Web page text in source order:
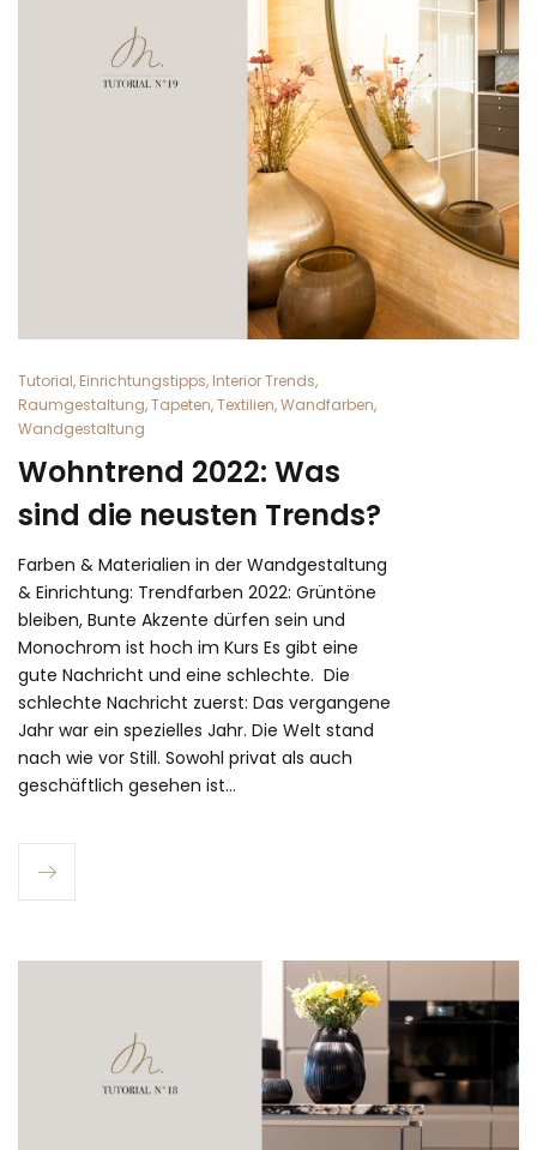
Tutorial, Einrichtungstipps, Interior Trends,
Raumgestaltung,Tapeten,Textilien,Wandfarben,
Wandgestaltung
Wohntrend 2022: Was
sind die neusten Trends?
Farben & Materialien in der Wandgestaltung
& Einrichtung: Trendfarben 2022: Grüntöne
bleiben, Bunte Akzente dürfen sein und
Monochrom ist hoch im Kurs Es gibt eine
gute Nachricht und eine schlechte. Die
schlechte Nachricht zuerst: Das vergangene
Jahr war ein spezielles Jahr. Die Welt stand
nach wie vor Still. Sowohl privat als auch
geschäftlich gesehen ist…